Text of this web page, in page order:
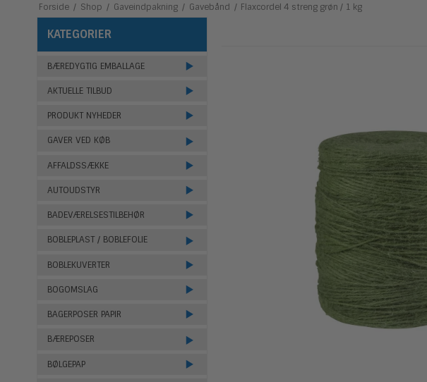
Forside / Shop / Gaveindpakning / Gavebånd / Flaxcordel 4 streng grøn / 1 kg
KATEGORIER
BÆREDYGTIG EMBALLAGE
AKTUELLE TILBUD
PRODUKT NYHEDER
GAVER VED KØB
AFFALDSSÆKKE
AUTOUDSTYR
BADEVÆRELSESTILBEHØR
BOBLEPLAST / BOBLEFOLIE
BOBLEKUVERTER
BOGOMSLAG
BAGERPOSER PAPIR
BÆREPOSER
BØLGEPAP